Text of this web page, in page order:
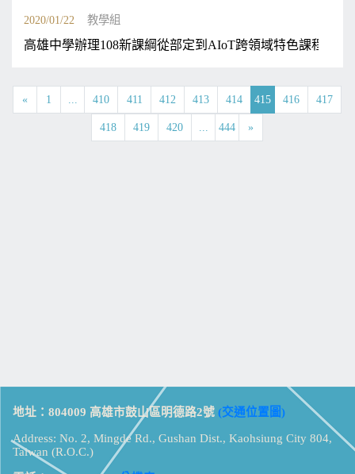
2020/01/22 教學組
高雄中學辦理108新課綱從部定到AIoT跨領域特色課程教師
« 1 ... 410 411 412 413 414 415 416 417
418 419 420 ... 444 »
地址：804009 高雄市鼓山區明德路2號 (交通位置圖)
Address: No. 2, Mingde Rd., Gushan Dist., Kaohsiung City 804,
Taiwan (R.O.C.)